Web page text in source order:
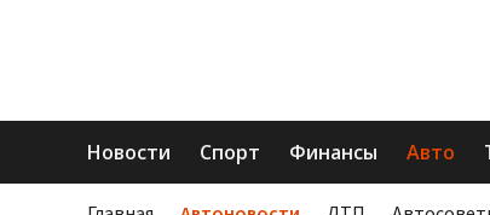
Новости Спорт Финансы Авто